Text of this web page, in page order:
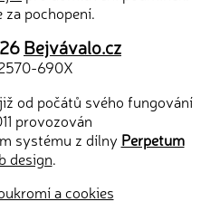
za pochopení.
Bejvávalo.cz
690X
od počátů svého fungování
provozován
systému z dílny Perpetum
design.
a cookies